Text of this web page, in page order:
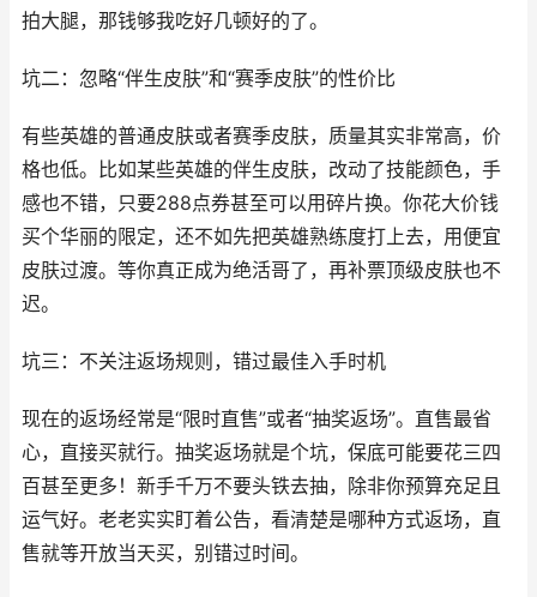
拍大腿，那钱够我吃好几顿好的了。
坑二：忽略“伴生皮肤”和“赛季皮肤”的性价比
有些英雄的普通皮肤或者赛季皮肤，质量其实非常高，价
格也低。比如某些英雄的伴生皮肤，改动了技能颜色，手
感也不错，只要288点券甚至可以用碎片换。你花大价钱
买个华丽的限定，还不如先把英雄熟练度打上去，用便宜
皮肤过渡。等你真正成为绝活哥了，再补票顶级皮肤也不
迟。
坑三：不关注返场规则，错过最佳入手时机
现在的返场经常是“限时直售”或者“抽奖返场”。直售最省
心，直接买就行。抽奖返场就是个坑，保底可能要花三四
百甚至更多！新手千万不要头铁去抽，除非你预算充足且
运气好。老老实实盯着公告，看清楚是哪种方式返场，直
售就等开放当天买，别错过时间。